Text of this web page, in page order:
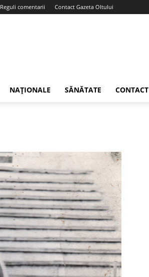
Reguli comentarii Contact Gazeta Oltului
NAȚIONALE SĂNĂTATE CONTACT